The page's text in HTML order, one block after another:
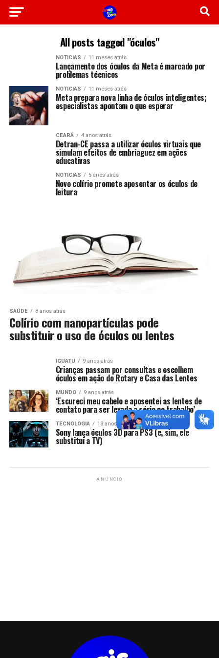
All posts tagged "óculos"
NOTICIAS 11 meses atrás
Lançamento dos óculos da Meta é marcado por
problemas técnicos
NOTICIAS 11 meses atrás
Meta prepara nova linha de óculos inteligentes;
especialistas apontam o que esperar
CEARÁ 4 anos atrás
Detran-CE passa a utilizar óculos virtuais que
simulam efeitos de embriaguez em ações
educativas
NOTICIAS 5 anos atrás
Novo colírio promete aposentar os óculos de
leitura
SAÚDE 8 anos atrás
Colírio com nanopartículas pode
substituir o uso de óculos ou lentes
IGUATU 9 anos atrás
Crianças passam por consultas e escolhem
óculos em ação do Rotary e Casa das Lentes
MUNDO 9 anos atrás
‘Escureci meu cabelo e aposentei as lentes de
contato para ser levada a sério no trabalho’
TECNOLOGIA 13 anos atrás
Sony lança óculos 3D para PS3 (e, sim, ele
substitui a TV)
ANÚNCIO